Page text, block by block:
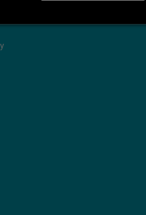
Reklamácie